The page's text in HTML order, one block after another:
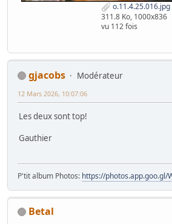
o.11.4.25.016.jpg
311.8 Ko, 1000x836
vu 112 fois
gjacobs
Modérateur
12 Mars 2026, 10:07:06
Les deux sont top!
Gauthier
P'tit album Photos: https://photos.app.goo.gl/
Betal